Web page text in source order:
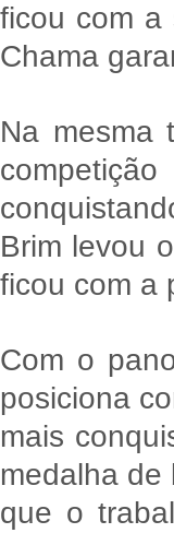
ficou com a
Chama
Na mesma
Brim levou
ficou com a
Com o
posiciona
mais
medalha de
que o